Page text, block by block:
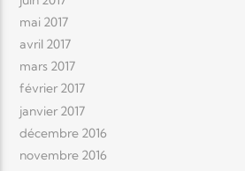
mai 2017
avril 2017
mars 2017
février 2017
janvier 2017
décembre 2016
novembre 2016